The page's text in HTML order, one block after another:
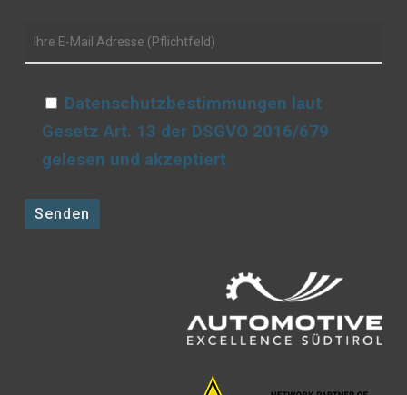
Datenschutzbestimmungen laut
Gesetz Art. 13 der DSGVO 2016/679
gelesen und akzeptiert